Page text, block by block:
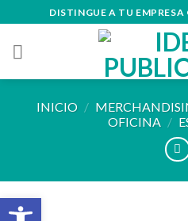
to
content
DISTINGUE A TU EMPRESA
INICIO /
OFICINA /
Abrir barra de herramientas